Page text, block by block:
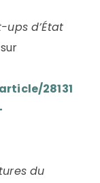
ups d’État
28131
du